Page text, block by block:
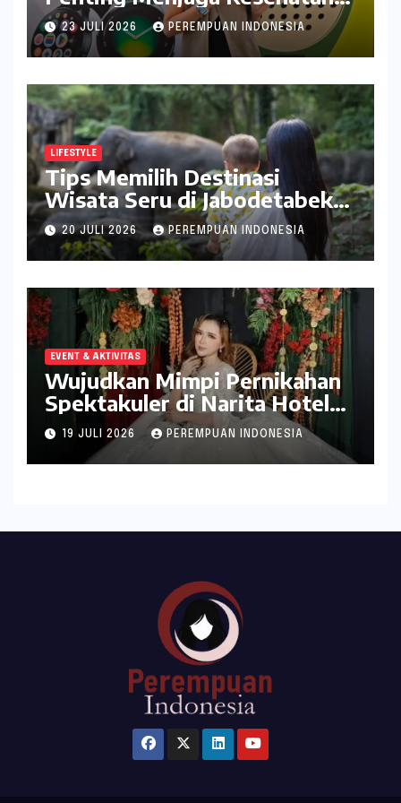
Bagi Perempuan
23 JULI 2026 PEREMPUAN INDONESIA
LIFESTYLE
Tips Memilih Destinasi
Wisata Seru di Jabodetabek
ala inDrive
20 JULI 2026 PEREMPUAN INDONESIA
EVENT & AKTIVITAS
Wujudkan Mimpi Pernikahan
Spektakuler di Narita Hotel
Surabaya
19 JULI 2026 PEREMPUAN INDONESIA